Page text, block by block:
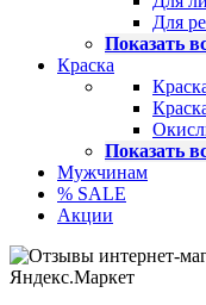
Для
Показать
Краска
Показать
Мужчинам
% SALE
Акции